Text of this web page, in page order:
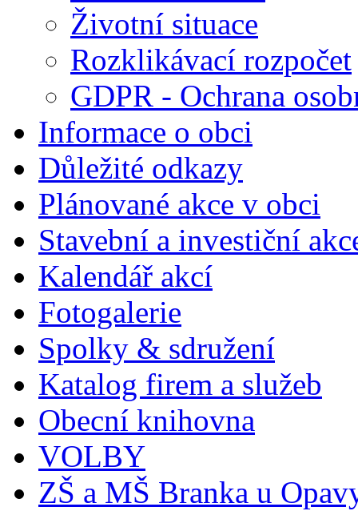
Životní situace
Rozklikávací rozpočet
GDPR - Ochrana
Informace o obci
Důležité odkazy
Plánované akce v obci
Stavební a investiční
Kalendář akcí
Fotogalerie
Spolky & sdružení
Katalog firem a služeb
Obecní knihovna
VOLBY
ZŠ a MŠ Branka u